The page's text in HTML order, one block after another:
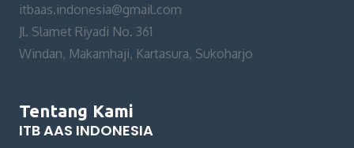
itbaas.indonesia@gmail.com
Jl. Slamet Riyadi No. 361
Windan, Makamhaji, Kartasura, Sukoharjo
Tentang Kami
ITB AAS INDONESIA